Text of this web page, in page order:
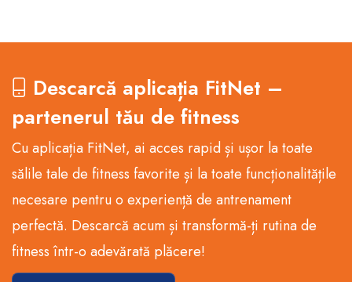
Descarcă aplicația FitNet –
partenerul tău de fitness
Cu aplicația FitNet, ai acces rapid și ușor la toate
sălile tale de fitness favorite și la toate funcționalitățile
necesare pentru o experiență de antrenament
perfectă. Descarcă acum și transformă-ți rutina de
fitness într-o adevărată plăcere!